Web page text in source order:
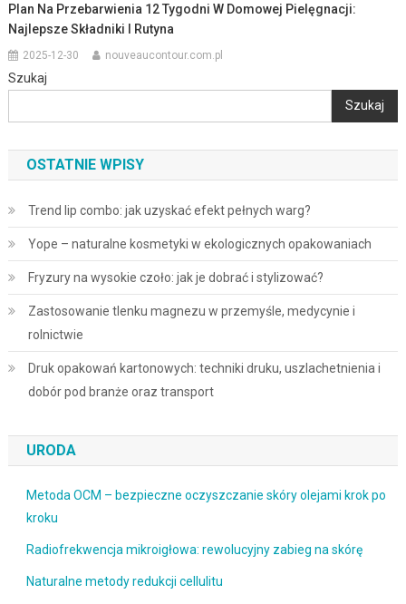
Plan Na Przebarwienia 12 Tygodni W Domowej Pielęgnacji:
Najlepsze Składniki I Rutyna
2025-12-30 nouveaucontour.com.pl
Szukaj
Szukaj
OSTATNIE WPISY
Trend lip combo: jak uzyskać efekt pełnych warg?
Yope – naturalne kosmetyki w ekologicznych opakowaniach
Fryzury na wysokie czoło: jak je dobrać i stylizować?
Zastosowanie tlenku magnezu w przemyśle, medycynie i
rolnictwie
Druk opakowań kartonowych: techniki druku, uszlachetnienia i
dobór pod branże oraz transport
URODA
Metoda OCM – bezpieczne oczyszczanie skóry olejami krok po
kroku
Radiofrekwencja mikroigłowa: rewolucyjny zabieg na skórę
Naturalne metody redukcji cellulitu